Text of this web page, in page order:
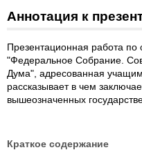
Аннотация к
Презентационная работа
"Федеральное Собрание.
Дума", адресованная
рассказывает в чем
вышеозначенных
Краткое содержание